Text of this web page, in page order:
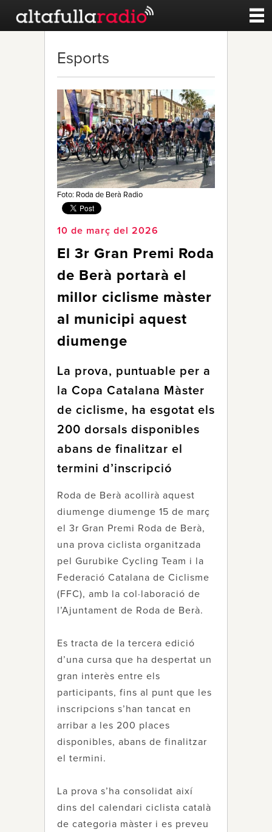
Esports
Noticies
Qui Som
Esports
Foto: Roda de Berà Radio
10 de març del 2026
El 3r Gran Premi Roda
de Berà portarà el
millor ciclisme màster
al municipi aquest
diumenge
La prova, puntuable per a
la Copa Catalana Màster
de ciclisme, ha esgotat els
200 dorsals disponibles
abans de finalitzar el
termini d’inscripció
Roda de Berà acollirà aquest
diumenge diumenge 15 de març
el 3r Gran Premi Roda de Berà,
una prova ciclista organitzada
pel Gurubike Cycling Team i la
Federació Catalana de Ciclisme
(FFC), amb la col·laboració de
l’Ajuntament de Roda de Berà.
Es tracta de la tercera edició
d’una cursa que ha despertat un
gran interès entre els
participants, fins al punt que les
inscripcions s’han tancat en
arribar a les 200 places
disponibles, abans de finalitzar
el termini.
La prova s’ha consolidat així
dins del calendari ciclista català
de categoria màster i es preveu